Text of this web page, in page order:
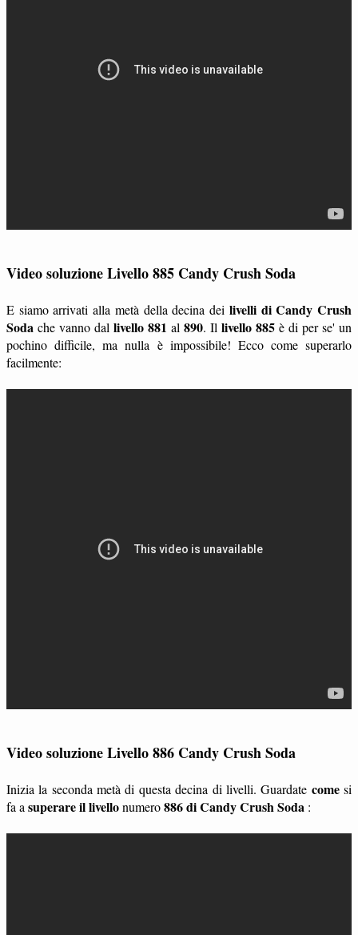
Video soluzione Livello 885 Candy Crush Soda
E siamo arrivati alla metà della decina dei livelli di Candy Crush
Soda che vanno dal livello 881 al 890. Il livello 885 è di per se' un
pochino difficile, ma nulla è impossibile! Ecco come superarlo
facilmente:
Video soluzione Livello 886 Candy Crush Soda
Inizia la seconda metà di questa decina di livelli. Guardate comesi
fa a superare il livellonumero886 di Candy Crush Soda :